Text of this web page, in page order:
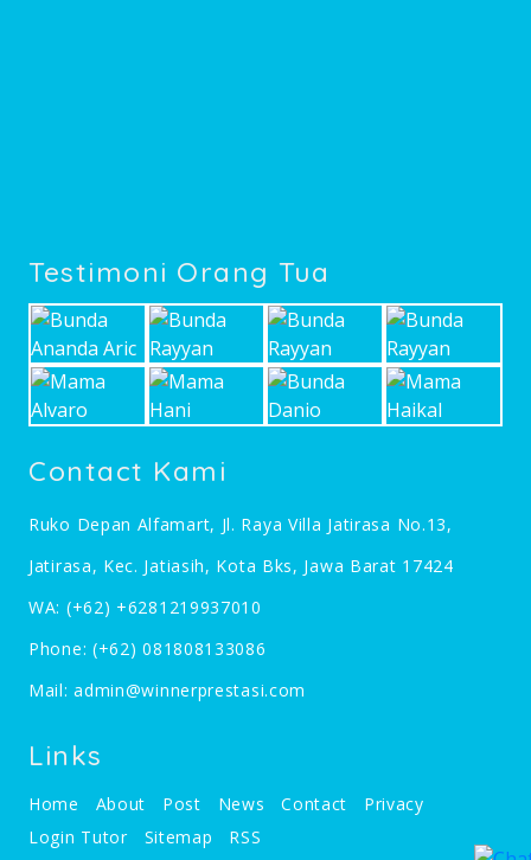
Testimoni Orang Tua
Contact Kami
Ruko Depan Alfamart, Jl. Raya Villa Jatirasa No.13,
Jatirasa, Kec. Jatiasih, Kota Bks, Jawa Barat 17424
WA: (+62) +6281219937010
Phone: (+62) 081808133086
Mail:admin@winnerprestasi.com
Links
Home About Post News Contact
Privacy
Login Tutor
Sitemap RSS